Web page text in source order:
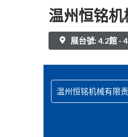
温州恒铭
展台號: 4.2館 -
温州恒铭机械有限